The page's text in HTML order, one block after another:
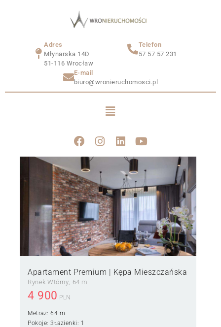
Adres
Młynarska 14D
51-116 Wrocław
Telefon
57 57 57 231
E-mail
biuro@wronieruchomosci.pl
Apartament Premium | Kępa Mieszczańska
Rynek Wtórny 64 m
4 900 PLN
Metraż: 64 m
Pokoje: 3Łazienki: 1